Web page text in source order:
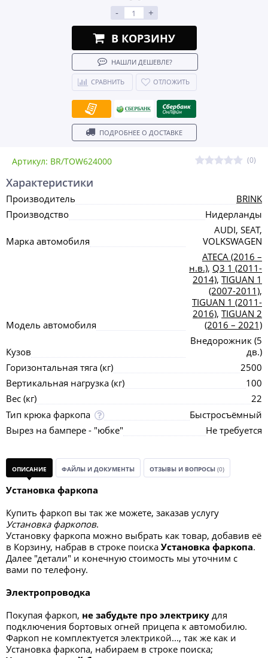
Артикул: BR/TOW624000 (0)
- +
В КОРЗИНУ
НАШЛИ ДЕШЕВЛЕ?
СРАВНИТЬ ОТЛОЖИТЬ
ПОДРОБНЕЕ О ДОСТАВКЕ
Характеристики
Производитель
BRINK
Производство
Нидерланды
Марка автомобиля
AUDI, SEAT,
VOLKSWAGEN
Модель автомобиля
ATECA (2016 –
н.в.), Q3 1 (2011-
2014), TIGUAN 1
(2007-2011),
TIGUAN 1 (2011-
2016), TIGUAN 2
(2016 – 2021)
Кузов
Внедорожник (5
дв.)
Горизонтальная тяга (кг)
2500
Вертикальная нагрузка (кг)
100
Вес (кг)
22
Тип крюка фаркопа
Быстросъёмный
Вырез на бампере - "юбке"
Не требуется
ОПИСАНИЕ ФАЙЛЫ И ДОКУМЕНТЫ ОТЗЫВЫ И ВОПРОСЫ (0)
Установка фаркопа
Купить фаркоп вы так же можете, заказав услугу
Установка фаркопов.
Установку фаркопа можно выбрать как товар, добавив её
в Корзину, набрав в строке поиска Установка фаркопа.
Далее "детали" и конечную стоимость мы уточним с
вами по телефону.
Электропроводка
Покупая фаркоп, не забудьте про электрику для
подключения бортовых огней прицепа к автомобилю.
Фаркоп не комплектуется электрикой..., так же как и
Установка фаркопа, набираем в строке поиска;